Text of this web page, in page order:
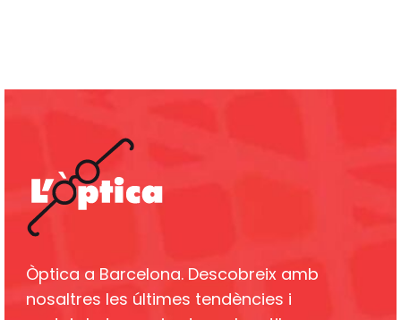
Òptica a Barcelona. Descobreix amb
nosaltres les últimes tendències i